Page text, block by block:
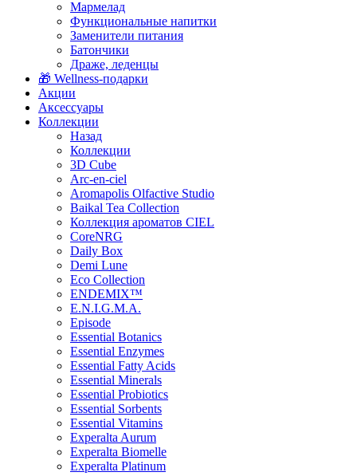
Мармелад
Функциональные напитки
Заменители питания
Батончики
Драже, леденцы
🎁 Wellness-подарки
Акции
Аксессуары
Коллекции
Назад
Коллекции
3D Cube
Arc-en-ciel
Aromapolis Olfactive Studio
Baikal Tea Collection
Коллекция ароматов CIEL
СoreNRG
Daily Box
Demi Lune
Eco Collection
ENDEMIX™
E.N.I.G.M.A.
Episode
Essential Botanics
Essential Enzymes
Essential Fatty Acids
Essential Minerals
Essential Probiotics
Essential Sorbents
Essential Vitamins
Experalta Aurum
Experalta Biomelle
Experalta Platinum